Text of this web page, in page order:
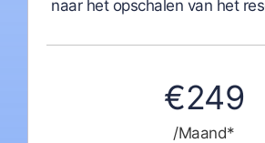
naar het opschalen van het
€249
/Maand*